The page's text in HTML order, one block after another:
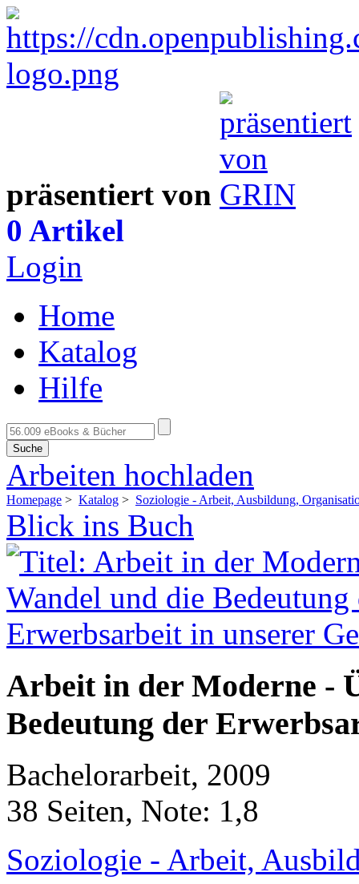
präsentiert von
0 Artikel
Login
Home
Katalog
Hilfe
Suche
Arbeiten hochladen
Homepage > Katalog > Soziologie - Arbeit, Ausbildung,
Blick ins Buch
Arbeit in der Moderne -
Bedeutung der
Bachelorarbeit, 2009
38 Seiten, Note: 1,8
Soziologie - Arbeit,